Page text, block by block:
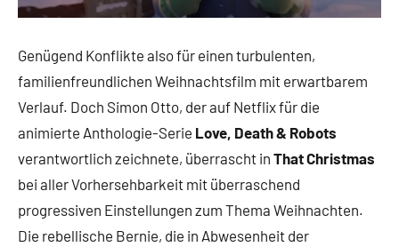
Genügend Konflikte also für einen turbulenten,
familienfreundlichen Weihnachtsfilm mit erwartbarem
Verlauf. Doch Simon Otto, der auf Netflix für die
animierte Anthologie-Serie Love, Death & Robots
verantwortlich zeichnete, überrascht in That Christmas
bei aller Vorhersehbarkeit mit überraschend
progressiven Einstellungen zum Thema Weihnachten.
Die rebellische Bernie, die in Abwesenheit der